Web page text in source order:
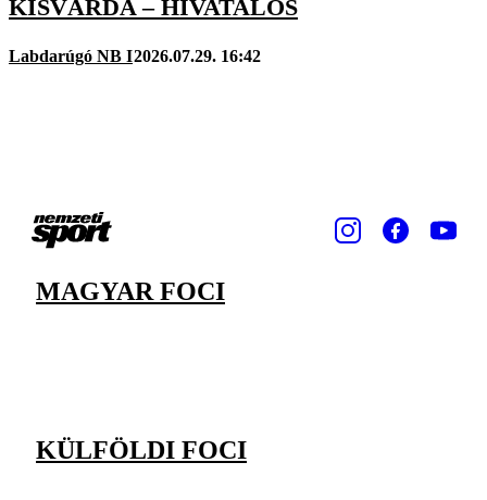
KISVÁRDA – HIVATALOS
Labdarúgó NB I2026.07.29. 16:42
MAGYAR FOCI
KÜLFÖLDI FOCI